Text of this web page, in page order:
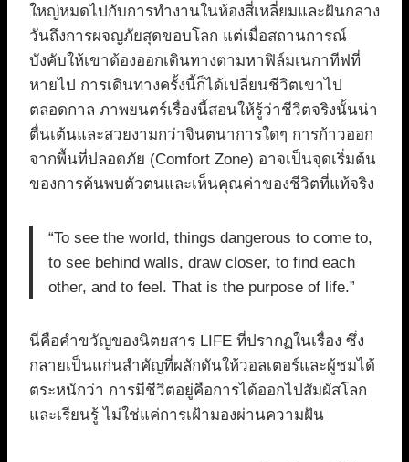
ใหญ่หมดไปกับการทำงานในห้องสี่เหลี่ยมและฝันกลาง
วันถึงการผจญภัยสุดขอบโลก แต่เมื่อสถานการณ์
บังคับให้เขาต้องออกเดินทางตามหาฟิล์มเนกาทีฟที่
หายไป การเดินทางครั้งนี้ก็ได้เปลี่ยนชีวิตเขาไป
ตลอดกาล ภาพยนตร์เรื่องนี้สอนให้รู้ว่าชีวิตจริงนั้นน่า
ตื่นเต้นและสวยงามกว่าจินตนาการใดๆ การก้าวออก
จากพื้นที่ปลอดภัย (Comfort Zone) อาจเป็นจุดเริ่มต้น
ของการค้นพบตัวตนและเห็นคุณค่าของชีวิตที่แท้จริง
“To see the world, things dangerous to come to,
to see behind walls, draw closer, to find each
other, and to feel. That is the purpose of life.”
นี่คือคำขวัญของนิตยสาร LIFE ที่ปรากฏในเรื่อง ซึ่ง
กลายเป็นแก่นสำคัญที่ผลักดันให้วอลเตอร์และผู้ชมได้
ตระหนักว่า การมีชีวิตอยู่คือการได้ออกไปสัมผัสโลก
และเรียนรู้ ไม่ใช่แค่การเฝ้ามองผ่านความฝัน